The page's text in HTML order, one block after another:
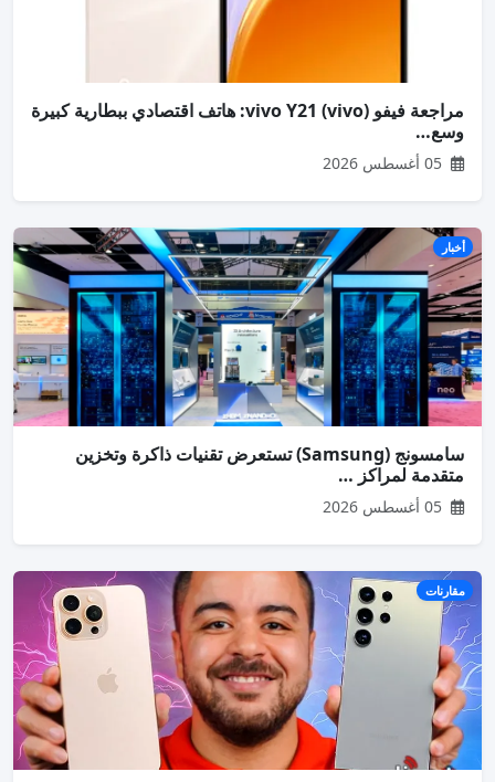
مراجعة فيفو (vivo) vivo Y21: هاتف اقتصادي ببطارية كبيرة
وسع…
أخبار
سامسونج (Samsung) تستعرض تقنيات ذاكرة وتخزين
متقدمة لمراكز …
مقارنات